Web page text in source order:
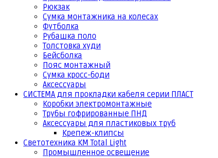
Рюкзак
Сумка монтажника на колесах
Футболка
Рубашка поло
Толстовка худи
Бейсболка
Пояс монтажный
Сумка кросс-боди
Аксессуары
СИСТЕМА для прокладки кабеля серии ПЛАСТ
Коробки электромонтажные
Трубы гофрированные ПНД
Аксессуары для пластиковых труб
Крепеж-клипсы
Светотехника КМ Total Light
Промышленное освещение